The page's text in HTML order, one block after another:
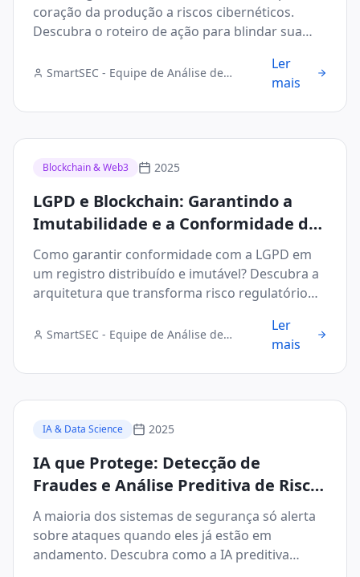
coração da produção a riscos cibernéticos.
Descubra o roteiro de ação para blindar sua
SmartSEC - Equipe de Análise de
Ler
mais
Blockchain & Web3 2025
LGPD e Blockchain: Garantindo a
Imutabilidade e a Conformidade de
Dados em Transações B2B
Como garantir conformidade com a LGPD em
um registro distribuído e imutável? Descubra a
arquitetura que transforma risco regulatório
SmartSEC - Equipe de Análise de
Ler
mais
IA & Data Science 2025
IA que Protege: Detecção de
Fraudes e Análise Preditiva de Risco
com 99% de Precisão
A maioria dos sistemas de segurança só alerta
sobre ataques quando eles já estão em
andamento. Descubra como a IA preditiva